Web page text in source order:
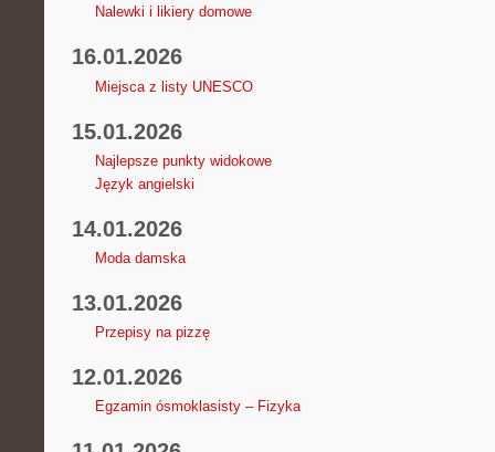
Nalewki i likiery domowe
16.01.2026
Miejsca z listy UNESCO
15.01.2026
Najlepsze punkty widokowe
Język angielski
14.01.2026
Moda damska
13.01.2026
Przepisy na pizzę
12.01.2026
Egzamin ósmoklasisty – Fizyka